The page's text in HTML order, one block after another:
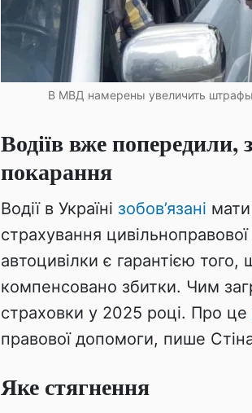
В МВД намерены увеличить
Водіїв вже попередили,
покарання
Водії в Україні зобов’язані мати
страхування
автоцивілки є гарантією
компенсовано збитки. Чим
страховки у 2025 році. Про це
правової допомоги, пише
Яке стягнення